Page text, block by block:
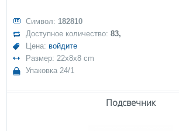
Символ: 182810
Доступное количество:83,
Цена: войдите
Размер: 22x8x8 cm
Упаковка 24/1
Подсвечник